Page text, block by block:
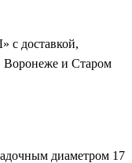
с доставкой,
Воронеже и Старом
диаметром 17